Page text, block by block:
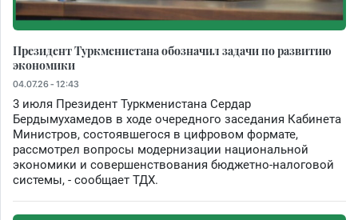
Президент Туркменистана обозначил задачи по развитию
экономики
04.07.26 - 12:43
3 июля Президент Туркменистана Сердар
Бердымухамедов в ходе очередного заседания Кабинета
Министров, состоявшегося в цифровом формате,
рассмотрел вопросы модернизации национальной
экономики и совершенствования бюджетно-налоговой
системы, - сообщает ТДХ.